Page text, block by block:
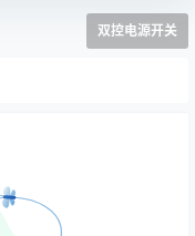
双控电源开关